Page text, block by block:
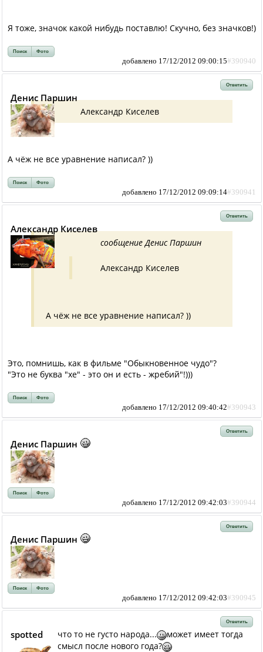
Я тоже, значок какой нибудь поставлю! Скучно, без значков!)
Поиск Фото
добавлено 17/12/2012 09:00:15#390940
Ответить
Денис Паршин
Александр Киселев
А чёж не все уравнение написал? ))
Поиск Фото
добавлено 17/12/2012 09:09:14#390941
Ответить
Александр Киселев
сообщение Денис Паршин
Александр Киселев
А чёж не все уравнение написал? ))
Это, помнишь, как в фильме "Обыкновенное чудо"?
"Это не буква "хе" - это он и есть - жребий"!)))
Поиск Фото
добавлено 17/12/2012 09:40:42#390943
Ответить
Денис Паршин
Поиск Фото
добавлено 17/12/2012 09:42:03#390944
Ответить
Денис Паршин
Поиск Фото
добавлено 17/12/2012 09:42:03#390945
Ответить
spotted что то не густо народа...
может имеет тогда
смысл после нового года?